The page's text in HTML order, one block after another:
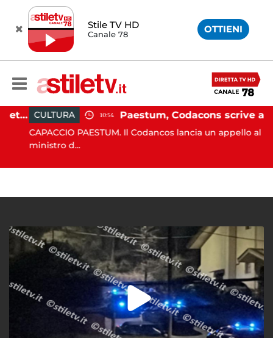
Stile TV HD
Canale 78 OTTIENI
Martina Carbonaro, braccialetto elettronico per i genitori della 14enne uccisa dall'ex CULTURA 10:54 Paestum, Codacons scrive al ministro Giuli: "Rilanciare scavi dell'Anfiteatro nell'area archeologica"
CAPACCIO PAESTUM. Il Codancos lancia un appello al
ministro d...